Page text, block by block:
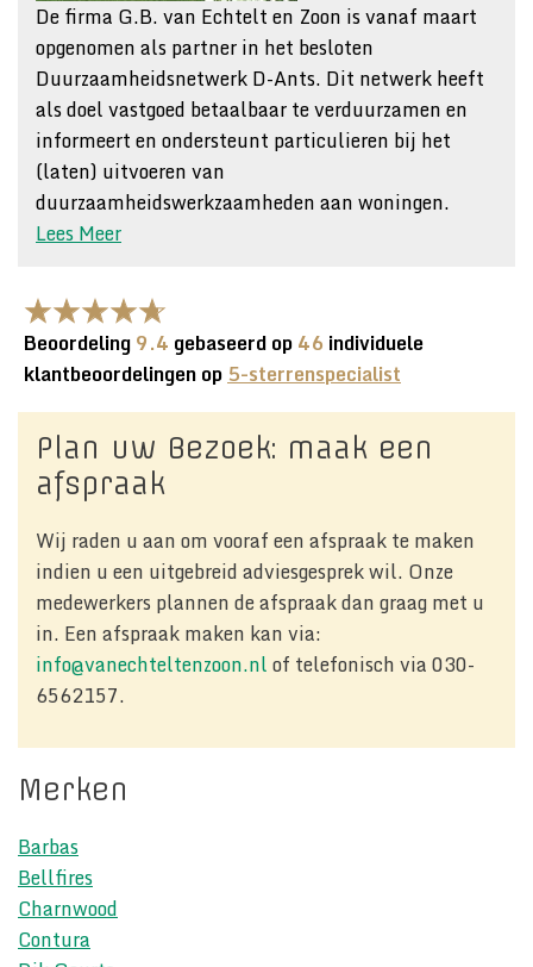
De firma G.B. van Echtelt en Zoon is vanaf maart
opgenomen als partner in het besloten
Duurzaamheidsnetwerk D-Ants. Dit netwerk heeft
als doel vastgoed betaalbaar te verduurzamen en
informeert en ondersteunt particulieren bij het
(laten) uitvoeren van
duurzaamheidswerkzaamheden aan woningen.
Lees Meer
Beoordeling9.4 gebaseerd op46 individuele
klantbeoordelingen op 5-sterrenspecialist
Plan uw Bezoek: maak een
afspraak
Wij raden u aan om vooraf een afspraak te maken
indien u een uitgebreid adviesgesprek wil. Onze
medewerkers plannen de afspraak dan graag met u
in. Een afspraak maken kan via:
info@vanechteltenzoon.nlof telefonisch via 030-
6562157.
Merken
Barbas
Bellfires
Charnwood
Contura